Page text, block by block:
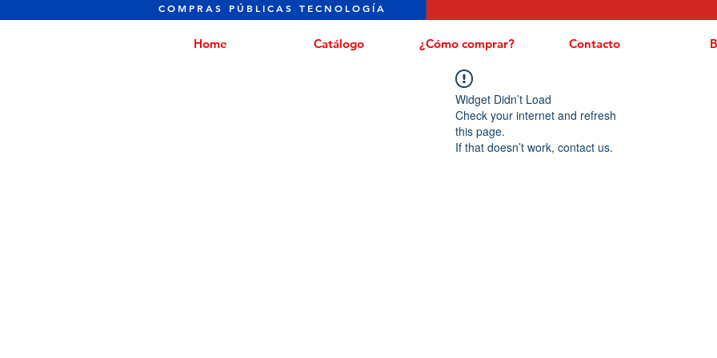
COMPRAS PÚBLICAS TECNOLOGÍA
Home Catálogo ¿Cómo comprar? Contacto
Widget Didn’t Load
Check your internet and refresh
this page.
If that doesn’t work, contact us.